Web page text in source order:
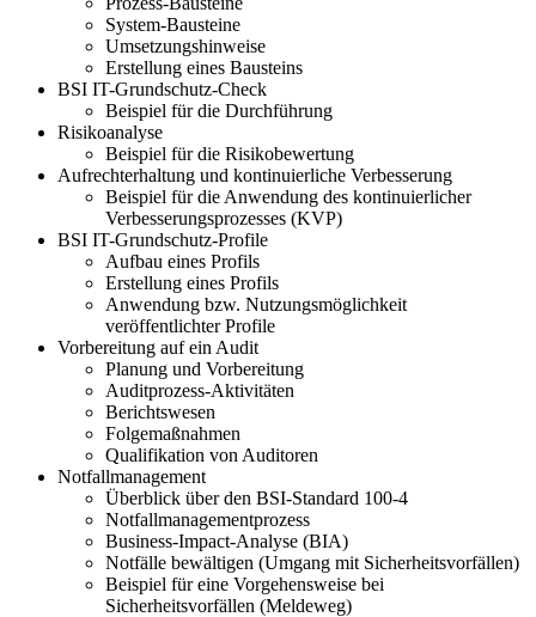
System-Bausteine
Umsetzungshinweise
Erstellung eines Bausteins
BSI IT-Grundschutz-Check
Beispiel für die Durchführung
Risikoanalyse
Beispiel für die Risikobewertung
Aufrechterhaltung und kontinuierliche Verbesserung
Beispiel für die Anwendung des kontinuierlicher
Verbesserungsprozesses (KVP)
BSI IT-Grundschutz-Profile
Aufbau eines Profils
Erstellung eines Profils
Anwendung bzw. Nutzungsmöglichkeit
veröffentlichter Profile
Vorbereitung auf ein Audit
Planung und Vorbereitung
Auditprozess-Aktivitäten
Berichtswesen
Folgemaßnahmen
Qualifikation von Auditoren
Notfallmanagement
Überblick über den BSI-Standard 100-4
Notfallmanagementprozess
Business-Impact-Analyse (BIA)
Notfälle bewältigen (Umgang mit Sicherheitsvorfällen)
Beispiel für eine Vorgehensweise bei
Sicherheitsvorfällen (Meldeweg)